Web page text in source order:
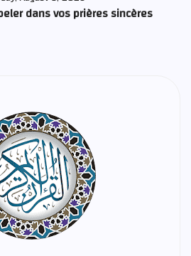
dans vos prières sincères